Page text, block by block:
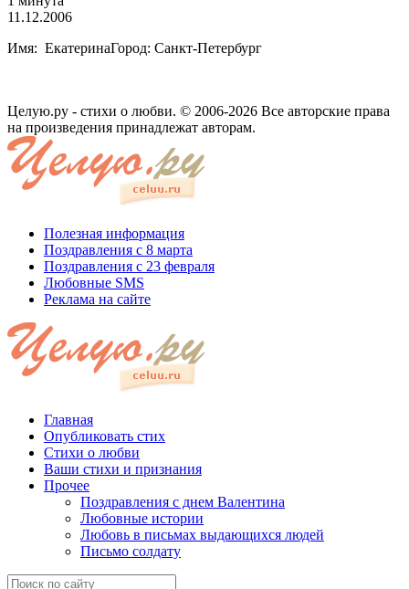
11.12.2006
Имя: ЕкатеринаГород: Санкт-Петербург
Целую.ру - стихи о любви. © 2006-2026 Все авторские права
на произведения принадлежат авторам.
Полезная информация
Поздравления с 8 марта
Поздравления с 23 февраля
Любовные SMS
Реклама на сайте
Главная
Опубликовать стих
Стихи о любви
Ваши стихи и признания
Прочее
Поздравления с днем Валентина
Любовные истории
Любовь в письмах выдающихся людей
Письмо солдату